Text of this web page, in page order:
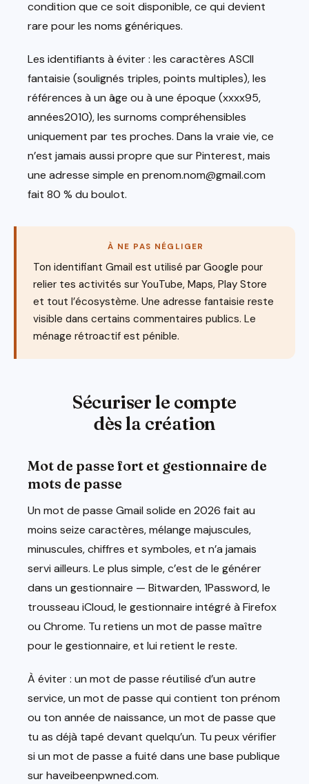
condition que ce soit disponible, ce qui devient
rare pour les noms génériques.
Les identifiants à éviter : les caractères ASCII
fantaisie (soulignés triples, points multiples), les
références à un âge ou à une époque (xxxx95,
années2010), les surnoms compréhensibles
uniquement par tes proches. Dans la vraie vie, ce
n’est jamais aussi propre que sur Pinterest, mais
une adresse simple en prenom.nom@gmail.com
fait 80 % du boulot.
À NE PAS NÉGLIGER
Ton identifiant Gmail est utilisé par Google pour
relier tes activités sur YouTube, Maps, Play Store
et tout l’écosystème. Une adresse fantaisie reste
visible dans certains commentaires publics. Le
ménage rétroactif est pénible.
Sécuriser le compte
dès la création
Mot de passe fort et gestionnaire de
mots de passe
Un mot de passe Gmail solide en 2026 fait au
moins seize caractères, mélange majuscules,
minuscules, chiffres et symboles, et n’a jamais
servi ailleurs. Le plus simple, c’est de le générer
dans un gestionnaire — Bitwarden, 1Password, le
trousseau iCloud, le gestionnaire intégré à Firefox
ou Chrome. Tu retiens un mot de passe maître
pour le gestionnaire, et lui retient le reste.
À éviter : un mot de passe réutilisé d’un autre
service, un mot de passe qui contient ton prénom
ou ton année de naissance, un mot de passe que
tu as déjà tapé devant quelqu’un. Tu peux vérifier
si un mot de passe a fuité dans une base publique
sur haveibeenpwned.com.